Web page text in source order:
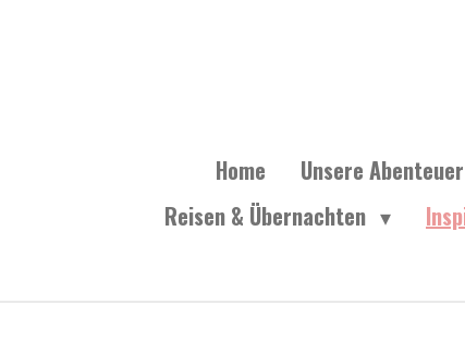
Home Unsere
Reisen & Übernachten